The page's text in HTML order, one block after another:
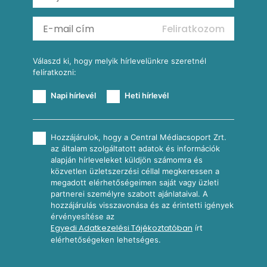
Reggeli receptek
Feliratkozom
Válaszd ki, hogy melyik hírlevelünkre szeretnél
felíratkozni:
Napi hírlevél Heti hírlevél
Hozzájárulok, hogy a Central Médiacsoport Zrt.
az általam szolgáltatott adatok és információk
alapján hírleveleket küldjön számomra és
közvetlen üzletszerzési céllal megkeressen a
megadott elérhetőségeimen saját vagy üzleti
partnerei személyre szabott ajánlataival. A
hozzájárulás visszavonása és az érintetti igények
érvényesítése az
Egyedi Adatkezelési Tájékoztatóban írt
elérhetőségeken lehetséges.